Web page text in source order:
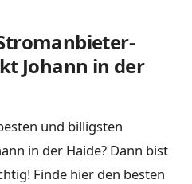
Johann in der
und billigsten
in der Haide? Dann bist
Finde hier den besten